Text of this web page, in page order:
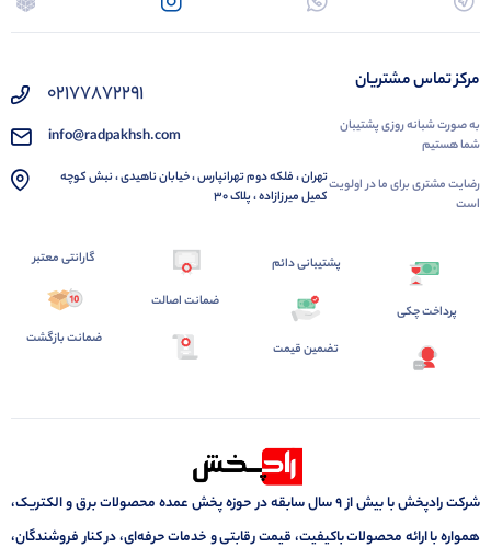
مرکز تماس مشتریان
به صورت شبانه روزی پشتیبان
شما هستیم
رضایت مشتری برای ما در اولویت
است
02177872291
info@radpakhsh.com
تهران ، فلکه دوم تهرانپارس ، خیابان ناهیدی ، نبش کوچه
کمیل میرزازاده ، پلاک 30
پرداخت چکی
پشتیبانی دائم
تضمین قیمت
ضمانت اصالت
گارانتی معتبر
ضمانت بازگشت
شرکت رادپخش با بیش از ۹ سال سابقه در حوزه پخش عمده محصولات برق و الکتریک،
همواره با ارائه محصولات باکیفیت، قیمت رقابتی و خدمات حرفه‌ای، در کنار فروشندگان،